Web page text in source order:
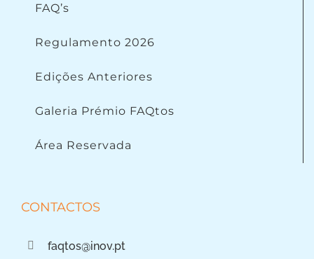
FAQ’s
Regulamento 2026
Edições Anteriores
Galeria Prémio FAQtos
Área Reservada
CONTACTOS
faqtos@inov.pt